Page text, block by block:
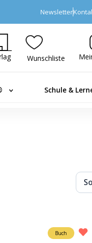
Newsletter
Wunschliste
Schule &
Buch